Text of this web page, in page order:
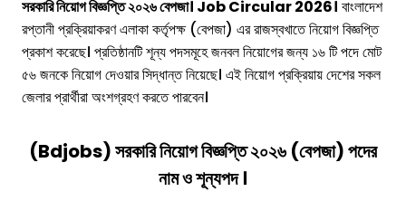
সরকারি নিয়োগ বিজ্ঞপ্তি ২০২৬ বেপজা। Job Circular 2026। বাংলাদেশ
রপ্তানী প্রক্রিয়াকরণ এলাকা কর্তৃপক্ষ (বেপজা) এর রাজস্বখাতে নিয়োগ বিজ্ঞপ্তি
প্রকাশ করেছে। প্রতিষ্ঠানটি শূন্য পদসমূহে জনবল নিয়োগের জন্য ১৬ টি পদে মোট
৫৬ জনকে নিয়োগ দেওয়ার সিদ্ধান্ত নিয়েছে। এই নিয়োগ প্রক্রিয়ায় দেশের সকল
জেলার প্রার্থীরা অংশগ্রহণ করতে পারবেন।
(Bdjobs) সরকারি নিয়োগ বিজ্ঞপ্তি ২০২৬(বেপজা)পদের
নাম ও শূন্যপদ ।